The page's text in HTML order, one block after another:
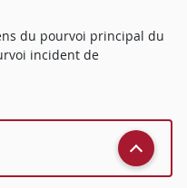
du pourvoi principal du
incident de